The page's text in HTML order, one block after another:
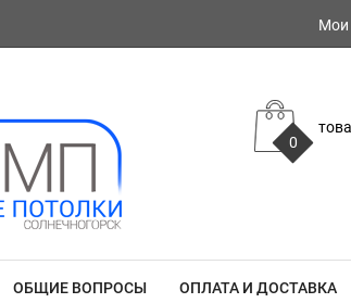
Мои
0
ОБЩИЕ ВОПРОСЫ ОПЛАТА И ДОСТАВКА